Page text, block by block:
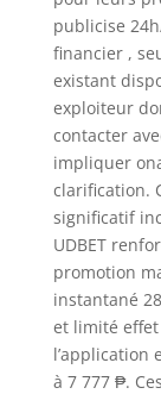
publicise
financier ,
existant
exploiteur
contacter
impliquer
clarification.
significatif
UDBET
promotion
instantané
et limité effet
l’application
à 7 777 ₱.